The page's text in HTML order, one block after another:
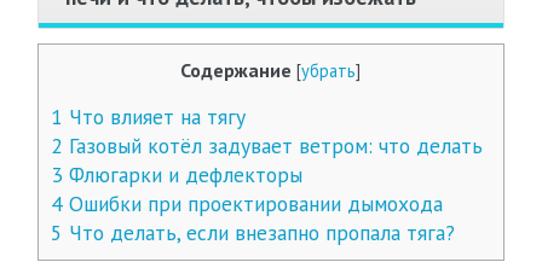
Содержание [убрать]
1 Что влияет на тягу
2 Газовый котёл задувает ветром: что делать
3 Флюгарки и дефлекторы
4Ошибки при проектировании дымохода
5 Что делать, если внезапно пропала тяга?